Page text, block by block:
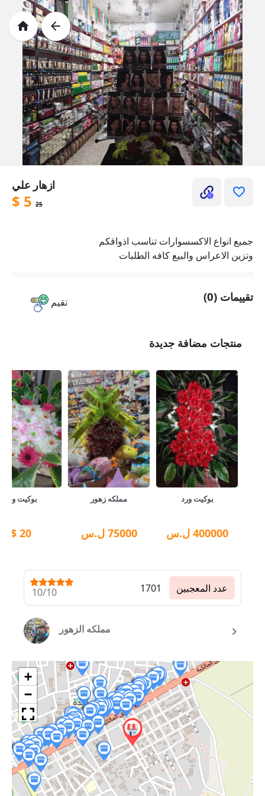
ازهار علي
$ 5 25
جميع انواع الاكسسوارات تناسب اذواقكم
وتزين الاعراس والبيع كافه الطلبات
تقيم تقييمات (0)
منتجات مضافة جديدة
بوكيت ورد
400000 ل.س
مملكه زهور
75000 ل.س
بوكيت ورد
20
$
10/10 1701 عدد المعجبين
مملكه الزهور
+
−